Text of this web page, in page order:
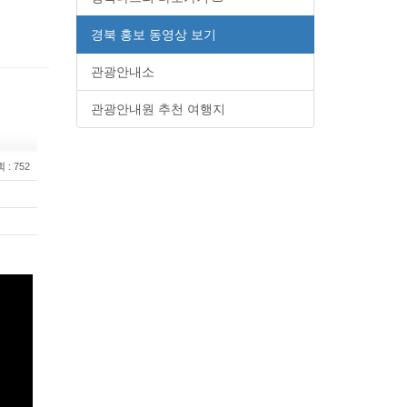
: 752
경북 홍보 동영상 보기
관광안내소
관광안내원 추천 여행지